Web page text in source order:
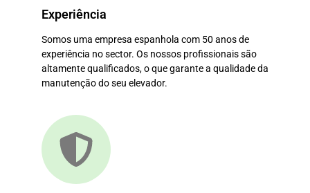
Experiência
Somos uma empresa espanhola com 50 anos de
experiência no sector. Os nossos profissionais são
altamente qualificados, o que garante a qualidade da
manutenção do seu elevador.